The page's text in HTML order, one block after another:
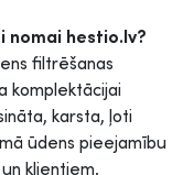
nomai hestio.lv?
filtrēšanas
komplektācijai
karsta, ļoti
ūdens pieejamību
klientiem.